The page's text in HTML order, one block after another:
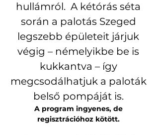
hullámról.  A kétórás séta
során a palotás Szeged
legszebb épületeit járjuk
végig – némelyikbe be is
kukkantva – így
megcsodálhatjuk a paloták
belső pompáját is.
A program ingyenes, de
regisztrációhoz kötött.